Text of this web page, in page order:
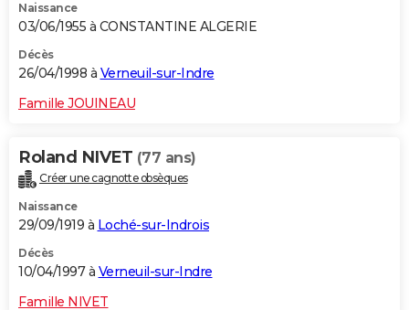
Naissance
03/06/1955 à CONSTANTINE ALGERIE
Décès
26/04/1998 à Verneuil-sur-Indre
Famille JOUINEAU
Roland NIVET (77 ans)
Créer une cagnotte obsèques
Naissance
29/09/1919 à Loché-sur-Indrois
Décès
10/04/1997 à Verneuil-sur-Indre
Famille NIVET